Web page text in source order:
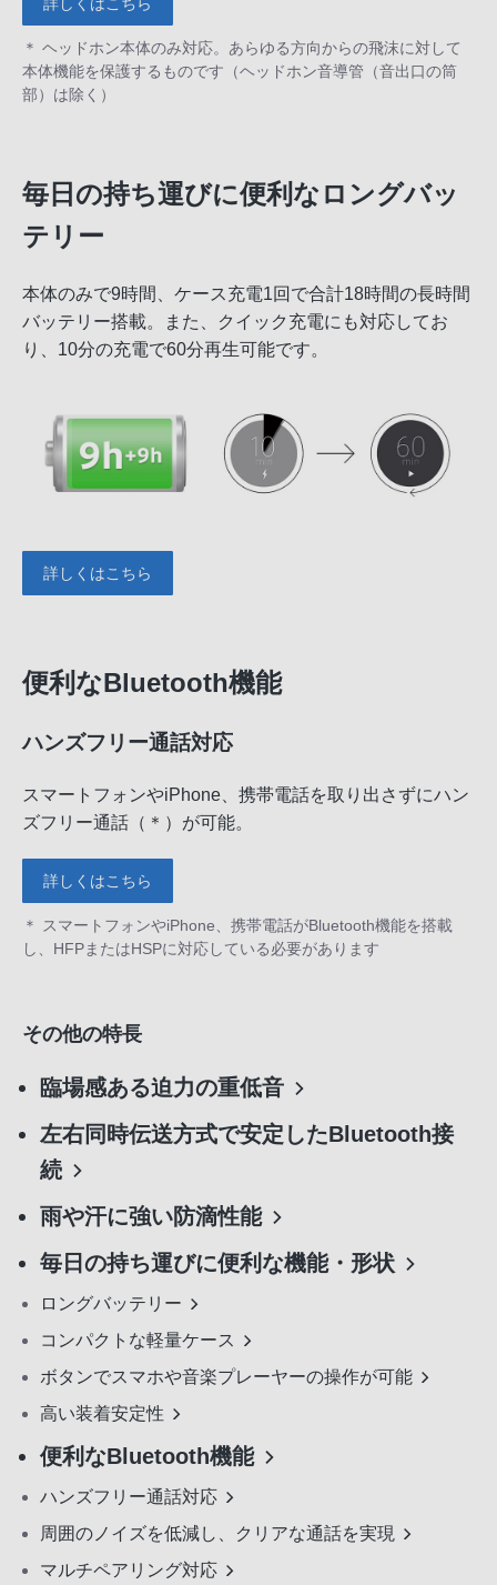
＊ ヘッドホン本体のみ対応。あらゆる方向からの飛沫に対して
本体機能を保護するものです（ヘッドホン音導管（音出口の筒
部）は除く）
毎日の持ち運びに便利なロングバッ
テリー
本体のみで9時間、ケース充電1回で合計18時間の長時間
バッテリー搭載。また、クイック充電にも対応してお
り、10分の充電で60分再生可能です。
詳しくはこちら
便利なBluetooth機能
ハンズフリー通話対応
スマートフォンやiPhone、携帯電話を取り出さずにハン
ズフリー通話（＊）が可能。
詳しくはこちら
＊ スマートフォンやiPhone、携帯電話がBluetooth機能を搭載
し、HFPまたはHSPに対応している必要があります
その他の特長
臨場感ある迫力の重低音
左右同時伝送方式で安定したBluetooth接
続
雨や汗に強い防滴性能
毎日の持ち運びに便利な機能・形状
ロングバッテリー
コンパクトな軽量ケース
ボタンでスマホや音楽プレーヤーの操作が可能
高い装着安定性
便利なBluetooth機能
ハンズフリー通話対応
周囲のノイズを低減し、クリアな通話を実現
マルチペアリング対応